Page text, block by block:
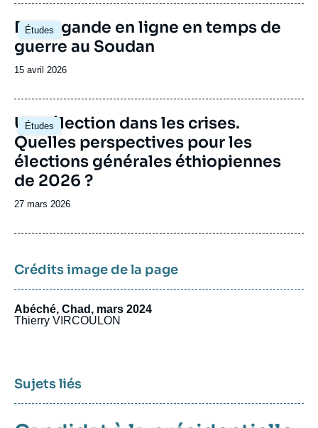
publication
Études
Image
principale
Propagande en ligne en temps de
guerre au Soudan
Date
publication
15 avril 2026
Études
Image
principale
Une élection dans les crises.
Quelles perspectives pour les
élections générales éthiopiennes
de 2026 ?
Date
publication
27 mars 2026
Crédits image de la page
Abéché, Chad, mars 2024
Thierry VIRCOULON
Sujets liés